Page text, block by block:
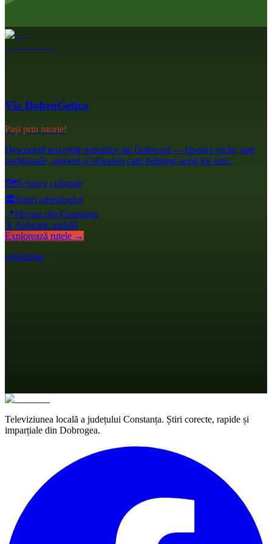
Via DobroGetica
Pași prin istorie!
Descoperă poveștile autentice ale Dobrogei — biserici vechi, sate
tradiționale, oameni și obiceiuri care definesc acest loc unic.
🗺️5 trasee culturale
🏛️Situri arheologice
📍Plecare din Constanța
📱 Aplicație mobilă
Explorează rutele →
publicitate
Televiziunea locală a județului Constanța. Știri corecte, rapide și
imparțiale din Dobrogea.